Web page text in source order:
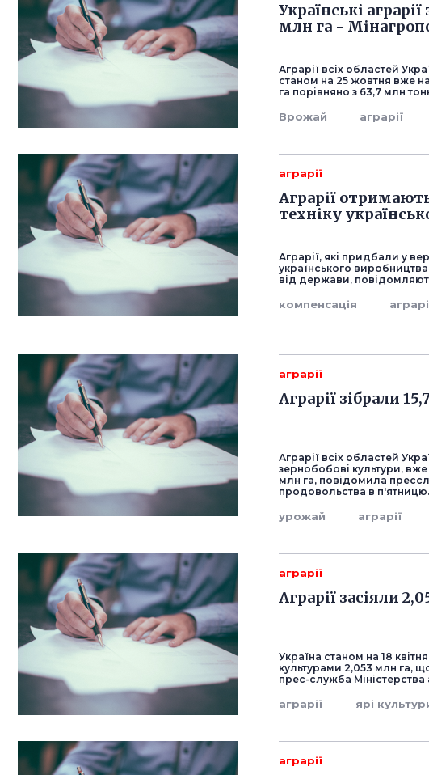
Українські
млн га -
Аграрії всіх областей
станом на 25 жовтня вже
га порівняно з 63,7 млн
Врожай аграрії
аграрії
Аграрії
техніку
Аграрії, які придбали у
українського
від держави,
компенсація
аграрії
Аграрії зібрали
Аграрії всіх областей
зернобобові культури,
млн га, повідомила
продовольства в п'ятницю.
урожай аграрії
аграрії
Аграрії засіяли
Україна станом на 18
культурами 2,053 млн га,
прес-служба
аграрії ярі
аграрії